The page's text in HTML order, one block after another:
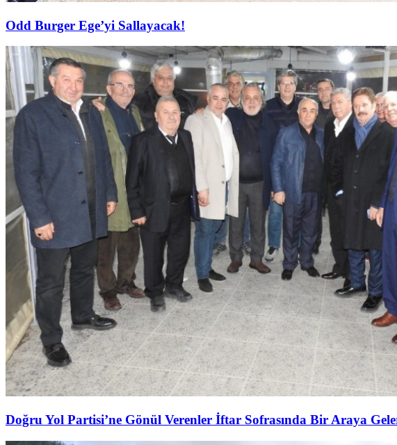
Odd Burger Ege’yi Sallayacak!
Doğru Yol Partisi’ne Gönül Verenler İftar Sofrasında Bir Araya